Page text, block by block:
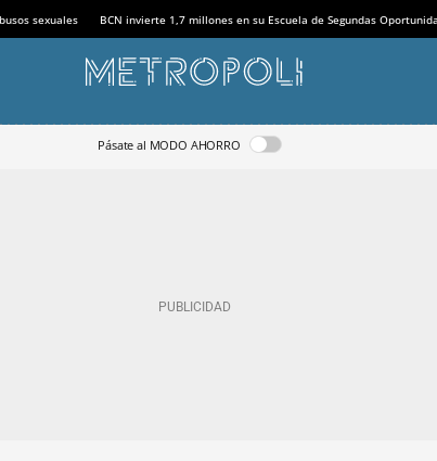
sexuales BCN invierte 1,7 millones en su Escuela de Segundas
Pásate al MODO AHORRO